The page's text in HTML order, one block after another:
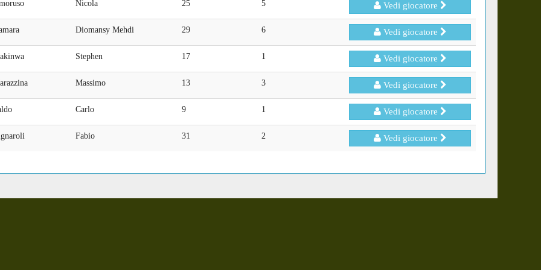
Nicola 25 5 Vedi giocatore
Diomansy Mehdi 29 6 Vedi giocatore
Stephen 17 1 Vedi giocatore
Massimo 13 3 Vedi giocatore
Carlo 9 1 Vedi giocatore
Fabio 31 2 Vedi giocatore